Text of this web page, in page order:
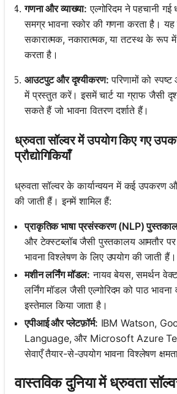
गणना और व्याख्या: एल्गोरिदम ने पहचानी
समग्र भावना स्कोर की गणना करता है। यह
सकारात्मक, नकारात्मक, या तटस्थ के रूप में
करता है।
आउटपुट और दृश्यीकरण: परिणामों को
में प्रस्तुत करें। इसमें चार्ट या ग्राफ जैसी
सकते हैं जो भावना वितरण दर्शाते हैं।
ध्रुवता सॉल्वर में उपयोग किए गए
प्रौद्योगिकियाँ
ध्रुवता सॉल्वर के कार्यान्वयन में कई उपकरण और
की जाती हैं। इनमें शामिल हैं:
प्राकृतिक भाषा प्रसंस्करण (NLP)
और टेक्स्टब्लॉब जैसी पुस्तकालय आमतौर पर
भावना विश्लेषण के लिए उपयोग की जाती हैं।
मशीन लर्निंग मॉडल: नायव बेयस, समर्थन
लर्निंग मॉडल जैसी एल्गोरिदम को पाठ
इस्तेमाल किया जाता है।
एपीआई और प्लेटफ़ॉर्म: IBM Watson,
Language, और Microsoft Azure
सेवाएँ तैयार-से-उपयोग भावना विश्लेषण
वास्तविक दुनिया में ध्रुवता